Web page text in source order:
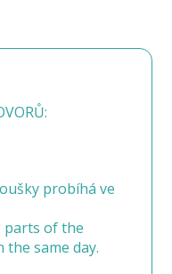
probíhá ve
parts of the
same day.